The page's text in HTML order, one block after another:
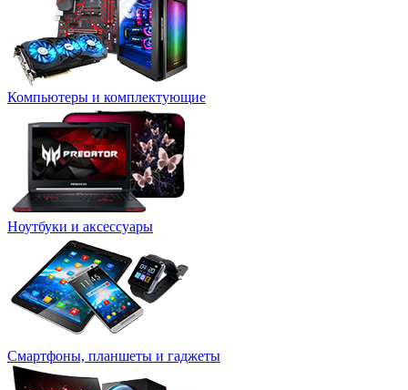
Компьютеры и комплектующие
Ноутбуки и аксессуары
Смартфоны, планшеты и гаджеты